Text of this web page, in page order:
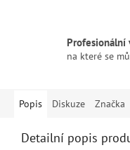
Profesionální
na které se
Popis Diskuze Značka
Detailní popis